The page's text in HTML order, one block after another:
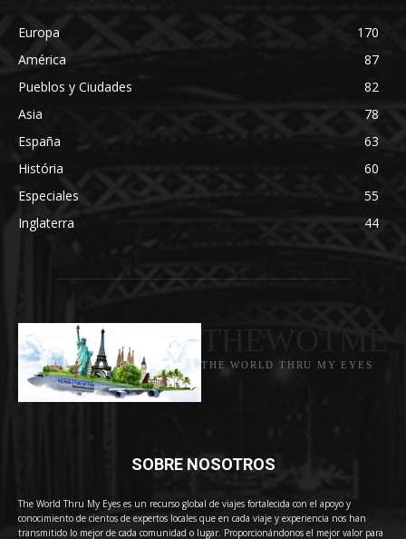
Europa
170
América
87
Pueblos y Ciudades
82
Asia
78
España
63
História
60
Especiales
55
Inglaterra
44
THE WORLD THRU MY EYES
SOBRE NOSOTROS
The World Thru My Eyes es un recurso global de viajes fortalecida con el apoyo y
conocimiento de cientos de expertos locales que en cada viaje y experiencia nos han
transmitido lo mejor de cada comunidad o lugar. Proporcionándonos el mejor valor para